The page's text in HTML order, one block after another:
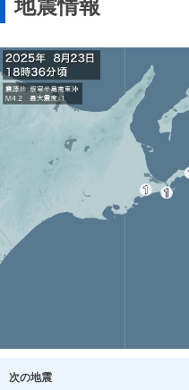
地震情報
次の地震